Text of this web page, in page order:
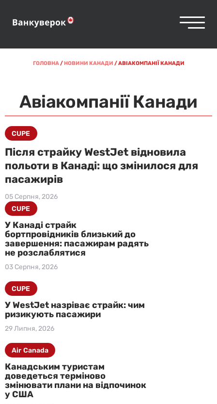
ГОЛОВНА/НОВИНИ КАНАДИ /АВІАКОМПАНІЇ КАНАДИ
Авіакомпанії Канади
Після страйку WestJet відновила
польоти в Канаді: що змінилося для
пасажирів
05 Серпня, 2026
CUPE
У Канаді страйк
бортпровідників близький до
завершення: пасажирам радять
не розслаблятися
03 Серпня, 2026
CUPE
У WestJet назріває страйк: чим
ризикують пасажири
29 Липня, 2026
CUPE
Канадським туристам
доведеться терміново
змінювати плани на відпочинок
у США
Air Canada